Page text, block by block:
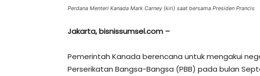
Perdana Menteri Kanada Mark Carney (kiri) saat bersama Presiden Prancis
Jakarta, bisnissumsel.com –
Pemerintah Kanada berencana untuk mengakui
Perserikatan Bangsa-Bangsa (PBB) pada bulan